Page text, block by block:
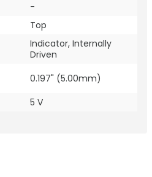
-
Top
Indicator, Internally
Driven
0.197" (5.00mm)
5 V